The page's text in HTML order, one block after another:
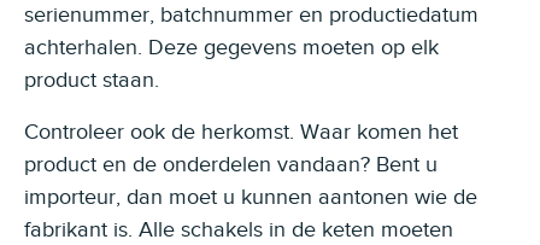
serienummer, batchnummer en productiedatum
achterhalen. Deze gegevens moeten op elk
product staan.
Controleer ook de herkomst. Waar komen het
product en de onderdelen vandaan? Bent u
importeur, dan moet u kunnen aantonen wie de
fabrikant is. Alle schakels in de keten moeten